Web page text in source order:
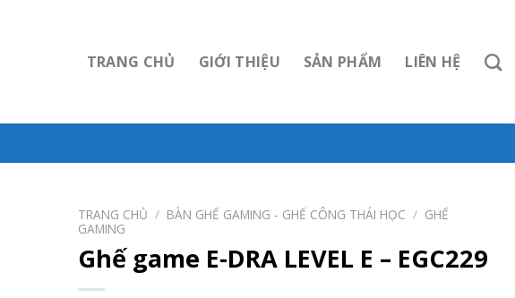
TRANG CHỦ GIỚI THIỆU SẢN PHẨM LIÊN HỆ
TRANG CHỦ / BÀN GHẾ GAMING - GHẾ CÔNG THÁI HỌC / GHẾ
GAMING
Ghế game E-DRA LEVEL E – EGC229